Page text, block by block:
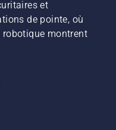
et
de pointe, où
montrent